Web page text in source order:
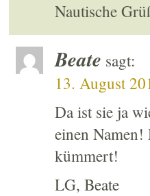
Nautische
Beate sagt:
13. August
Da ist sie ja
einen
kümmert!
LG, Beate